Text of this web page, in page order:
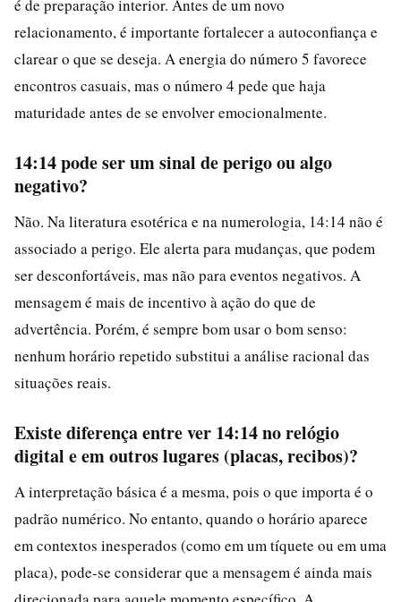
é de preparação interior. Antes de um novo
relacionamento, é importante fortalecer a autoconfiança e
clarear o que se deseja. A energia do número 5 favorece
encontros casuais, mas o número 4 pede que haja
maturidade antes de se envolver emocionalmente.
14:14 pode ser um sinal de perigo ou algo
negativo?
Não. Na literatura esotérica e na numerologia, 14:14 não é
associado a perigo. Ele alerta para mudanças, que podem
ser desconfortáveis, mas não para eventos negativos. A
mensagem é mais de incentivo à ação do que de
advertência. Porém, é sempre bom usar o bom senso:
nenhum horário repetido substitui a análise racional das
situações reais.
Existe diferença entre ver 14:14 no relógio
digital e em outros lugares (placas, recibos)?
A interpretação básica é a mesma, pois o que importa é o
padrão numérico. No entanto, quando o horário aparece
em contextos inesperados (como em um tíquete ou em uma
placa), pode-se considerar que a mensagem é ainda mais